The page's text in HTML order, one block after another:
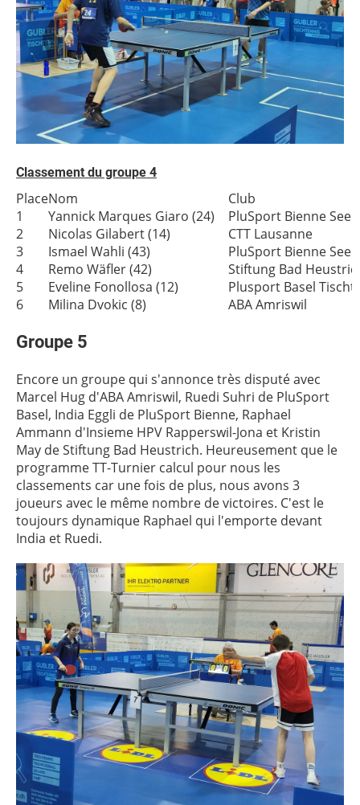
Classement du groupe 4
PlaceNom
Club
1
Yannick Marques Giaro (24)
PluSport Bienne
2
Nicolas Gilabert (14)
CTT Lausanne
3
Ismael Wahli (43)
PluSport Bienne
4
Remo Wäfler (42)
Stiftung Bad
5
Eveline Fonollosa (12)
Plusport Basel
6
Milina Dvokic (8) ABA Amriswil
Groupe 5
Encore un groupe qui s'annonce très disputé avec
Marcel Hug d'ABA Amriswil, Ruedi Suhri de PluSport
Basel, India Eggli de PluSport Bienne, Raphael
Ammann d'Insieme HPV Rapperswil-Jona et Kristin
May de Stiftung Bad Heustrich. Heureusement que le
programme TT-Turnier calcul pour nous les
classements car une fois de plus, nous avons 3
joueurs avec le même nombre de victoires. C'est le
toujours dynamique Raphael qui l'emporte devant
India et Ruedi.